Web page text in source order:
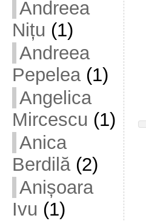
Andreea
Nițu (1)
Andreea
Pepelea(1)
Angelica
Mircescu (1)
Anica
Berdilă(2)
Anișoara
Ivu (1)